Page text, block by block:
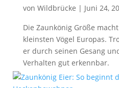
von Wildbrücke | Juni 24,
Die Zaunkönig Größe
kleinsten Vögel Europas.
er durch seinen Gesang
Verhalten gut erkennbar.